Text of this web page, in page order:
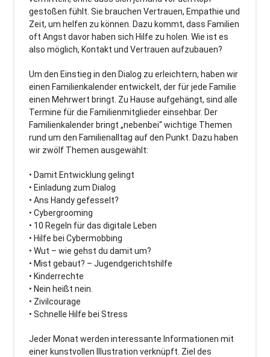
gestoßen fühlt. Sie brauchen Vertrauen, Empathie und
Zeit, um helfen zu können. Dazu kommt, dass Familien
oft Angst davor haben sich Hilfe zu holen. Wie ist es
also möglich, Kontakt und Vertrauen aufzubauen?
Um den Einstieg in den Dialog zu erleichtern, haben wir
einen Familienkalender entwickelt, der für jede Familie
einen Mehrwert bringt. Zu Hause aufgehängt, sind alle
Termine für die Familienmitglieder einsehbar. Der
Familienkalender bringt „nebenbei“ wichtige Themen
rund um den Familienalltag auf den Punkt. Dazu haben
wir zwölf Themen ausgewählt:
• Damit Entwicklung gelingt
• Einladung zum Dialog
• Ans Handy gefesselt?
• Cybergrooming
• 10 Regeln für das digitale Leben
• Hilfe bei Cybermobbing
• Wut – wie gehst du damit um?
• Mist gebaut? – Jugendgerichtshilfe
• Kinderrechte
• Nein heißt nein.
• Zivilcourage
• Schnelle Hilfe bei Stress
Jeder Monat werden interessante Informationen mit
einer kunstvollen Illustration verknüpft. Ziel des